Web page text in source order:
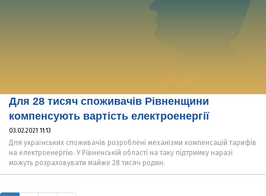
Для 28 тисяч споживачів Рівненщини
компенсують вартість електроенергії
03.02.2021 11:13
Для українських споживачів розроблені механізми компенсацій тарифів
на електроенергію. У Рівненській області на таку підтримку наразі
можуть розраховувати майже 28 тисяч родин.